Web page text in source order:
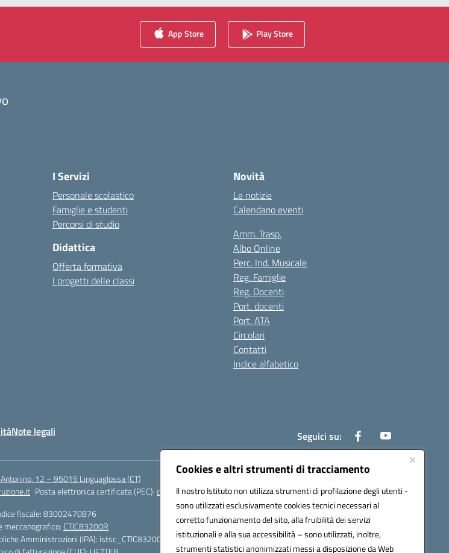
Cookies e altri strumenti di tracciamento
Il nostro Istituto non utilizza strumenti di profilazione degli utenti -
sono utilizzati esclusivamente cookies tecnici necessari al
corretto funzionamento del sito, alla fruibilità dei servizi
istituzionali e alla sua accessibilità – sono utilizzati, inoltre,
strumenti statistici anonimizzati messi a disposizione da Web
App Store Play Store
I Servizi
Personale scolastico
Famiglie e studenti
Percorsi di studio
Didattica
Offerta formativa
I progetti delle classi
Novità
Le notizie
Calendario eventi
Amm. Trasp.
Albo Online
Perc. Ind. Musicale
Reg. Famiglie
Reg. Docenti
Port. docenti
Port. ATA
Circolari
Contatti
Indice alfabetico
Note legali Seguici su:
12 – 95015 Linguaglossa (CT)
Posta elettronica certificata (PEC):ctic83200r@pec.istruzione.it
fiscale: 83002470876
meccanografico: CTIC83200R
Amministrazioni (IPA): istsc_CTIC83200R